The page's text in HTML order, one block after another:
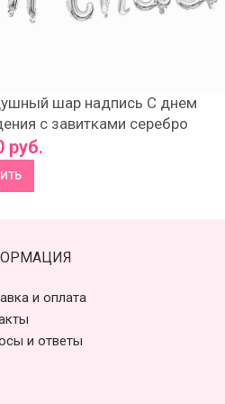
шар надпись С днем
с завитками серебро
руб.
и оплата
и ответы